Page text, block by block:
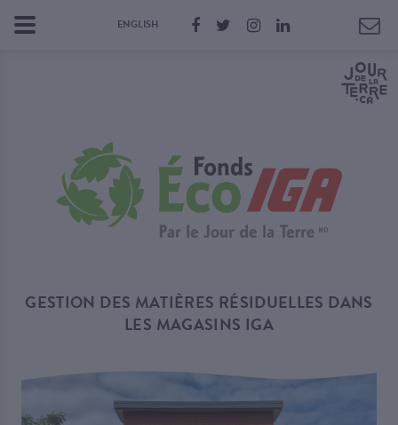
ENGLISH
GESTION DES MATIÈRES RÉSIDUELLES DANS
LES MAGASINS IGA